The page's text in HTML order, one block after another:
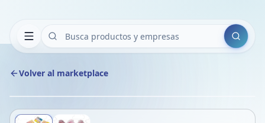
Buscar
Volver al marketplace
1/2